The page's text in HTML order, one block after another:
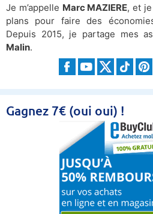
Je m’appelle Marc MAZIERE, et
plans pour faire des
Depuis 2015, je partage mes
Malin.
Gagnez 7€ (oui oui) !